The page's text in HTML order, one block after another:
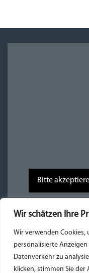
Wir schätzen Ihre
Wir verwenden Cookies,
personalisierte
Datenverkehr zu
klicken, stimmen Sie
Bitte
Kontakt und Anfahrt